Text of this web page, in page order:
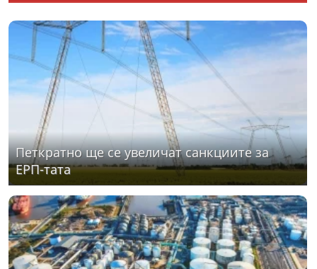
Петкратно ще се увеличат санкциите за
ЕРП-тата